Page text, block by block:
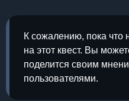
К сожалению, пока что
на этот квест. Вы
поделится своим
пользователями.